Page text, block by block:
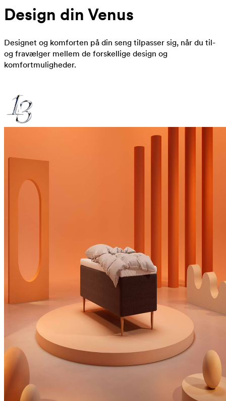
Design din Venus
Designet og komforten på din seng tilpasser sig, når du til-
og fravælger mellem de forskellige design og
komfortmuligheder.